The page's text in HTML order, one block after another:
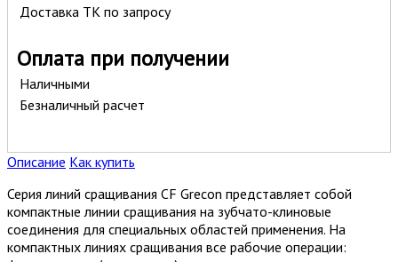
Доставка ТК по запросу
Оплата при получении
Наличными
Безналичный расчет
Описание Как купить
Серия линий сращивания CF Grecon представляет собой
компактные линии сращивания на зубчато-клиновые
соединения для специальных областей применения. На
компактных линиях сращивания все рабочие операции: